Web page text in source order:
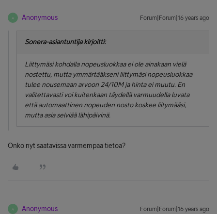
A Anonymous Forum|Forum|16 years ago
Sonera-asiantuntija kirjoitti:
Liittymäsi kohdalla nopeusluokkaa ei ole ainakaan vielä
nostettu, mutta ymmärtääkseniliittymäsi nopeusluokkaa
tulee nousemaan arvoon 24/10M ja hinta ei muutu. En
valitettavasti voi kuitenkaan täydellä varmuudella luvata
että automaattinen nopeuden nosto koskee liitymääsi,
mutta asia selviää lähipäivinä.
Onko nyt saatavissa varmempaa tietoa?
A Anonymous Forum|Forum|16 years ago